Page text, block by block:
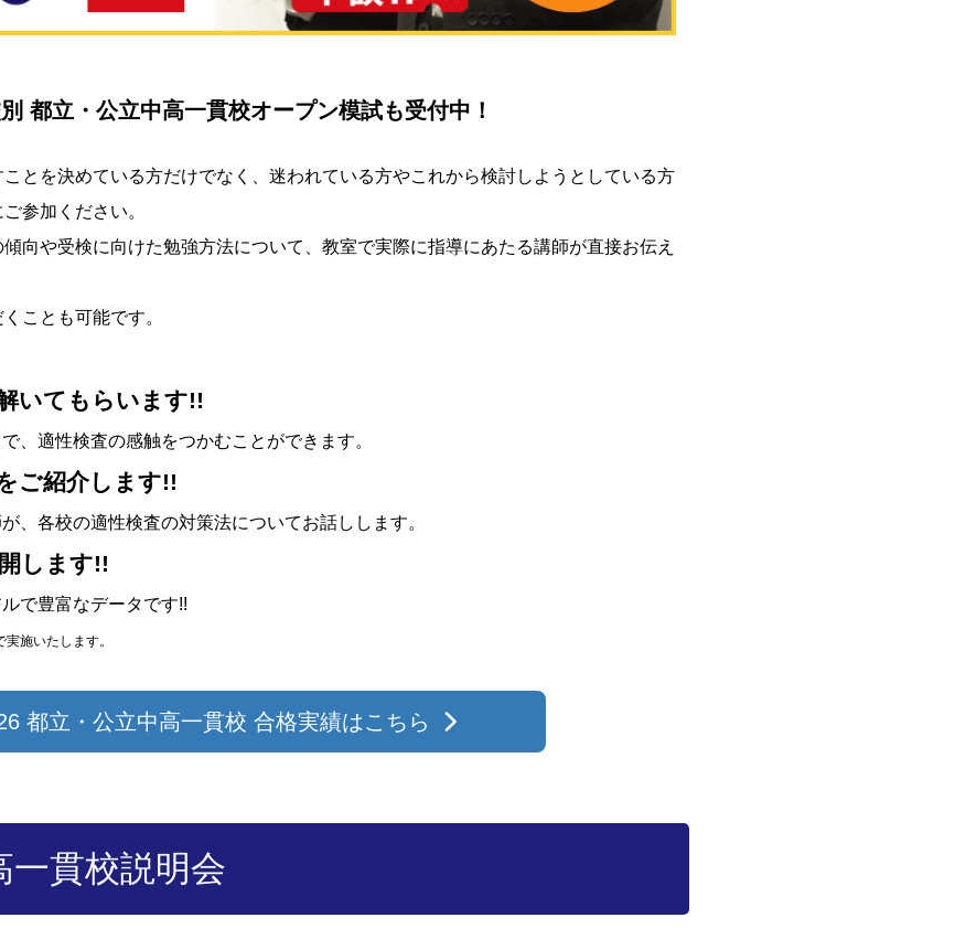
都立・公立中高一貫校オープン模試も受付中！
とを決めている方だけでなく、迷われている方やこれから検討しようとしている方
参加ください。
向や受検に向けた勉強方法について、教室で実際に指導にあたる講師が直接お伝え
ことも可能です。
いてもらいます!!
、適性検査の感触をつかむことができます。
ご紹介します!!
、各校の適性検査の対策法についてお話しします。
します!!
で豊富なデータです!!
施いたします。
都立・公立中高一貫校 合格実績はこちら
一貫校説明会